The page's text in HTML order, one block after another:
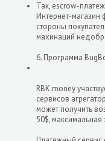
Так, escrow-
Интернет-магазин
стороны
махинаций
6. Программа
RBK.money
сервисов
может получить
50$, максимальная